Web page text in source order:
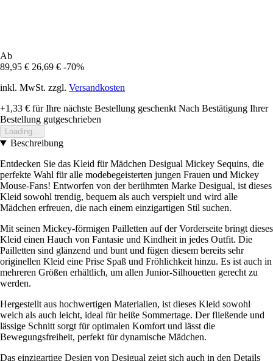
Ab
89,95 € 26,69 € -70%
inkl. MwSt. zzgl. Versandkosten
+1,33 € für Ihre nächste Bestellung geschenkt Nach Bestätigung Ihrer
Bestellung gutgeschrieben
Loading...
Beschreibung
Entdecken Sie das Kleid für Mädchen Desigual Mickey Sequins, die
perfekte Wahl für alle modebegeisterten jungen Frauen und Mickey
Mouse-Fans! Entworfen von der berühmten Marke Desigual, ist dieses
Kleid sowohl trendig, bequem als auch verspielt und wird alle
Mädchen erfreuen, die nach einem einzigartigen Stil suchen.
Mit seinen Mickey-förmigen Pailletten auf der Vorderseite bringt dieses
Kleid einen Hauch von Fantasie und Kindheit in jedes Outfit. Die
Pailletten sind glänzend und bunt und fügen diesem bereits sehr
originellen Kleid eine Prise Spaß und Fröhlichkeit hinzu. Es ist auch in
mehreren Größen erhältlich, um allen Junior-Silhouetten gerecht zu
werden.
Hergestellt aus hochwertigen Materialien, ist dieses Kleid sowohl
weich als auch leicht, ideal für heiße Sommertage. Der fließende und
lässige Schnitt sorgt für optimalen Komfort und lässt die
Bewegungsfreiheit, perfekt für dynamische Mädchen.
Das einzigartige Design von Desigual zeigt sich auch in den Details